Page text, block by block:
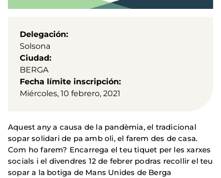
Delegación
Solsona
Ciudad
BERGA
Fecha límite inscripción
Miércoles, 10 febrero, 2021
Aquest any a causa de la pandèmia, el tradicional
sopar solidari de pa amb oli, el farem des de casa.
Com ho farem? Encarrega el teu tiquet per les xarxes
socials i el divendres 12 de febrer podras recollir el teu
sopar a la botiga de Mans Unides de Berga